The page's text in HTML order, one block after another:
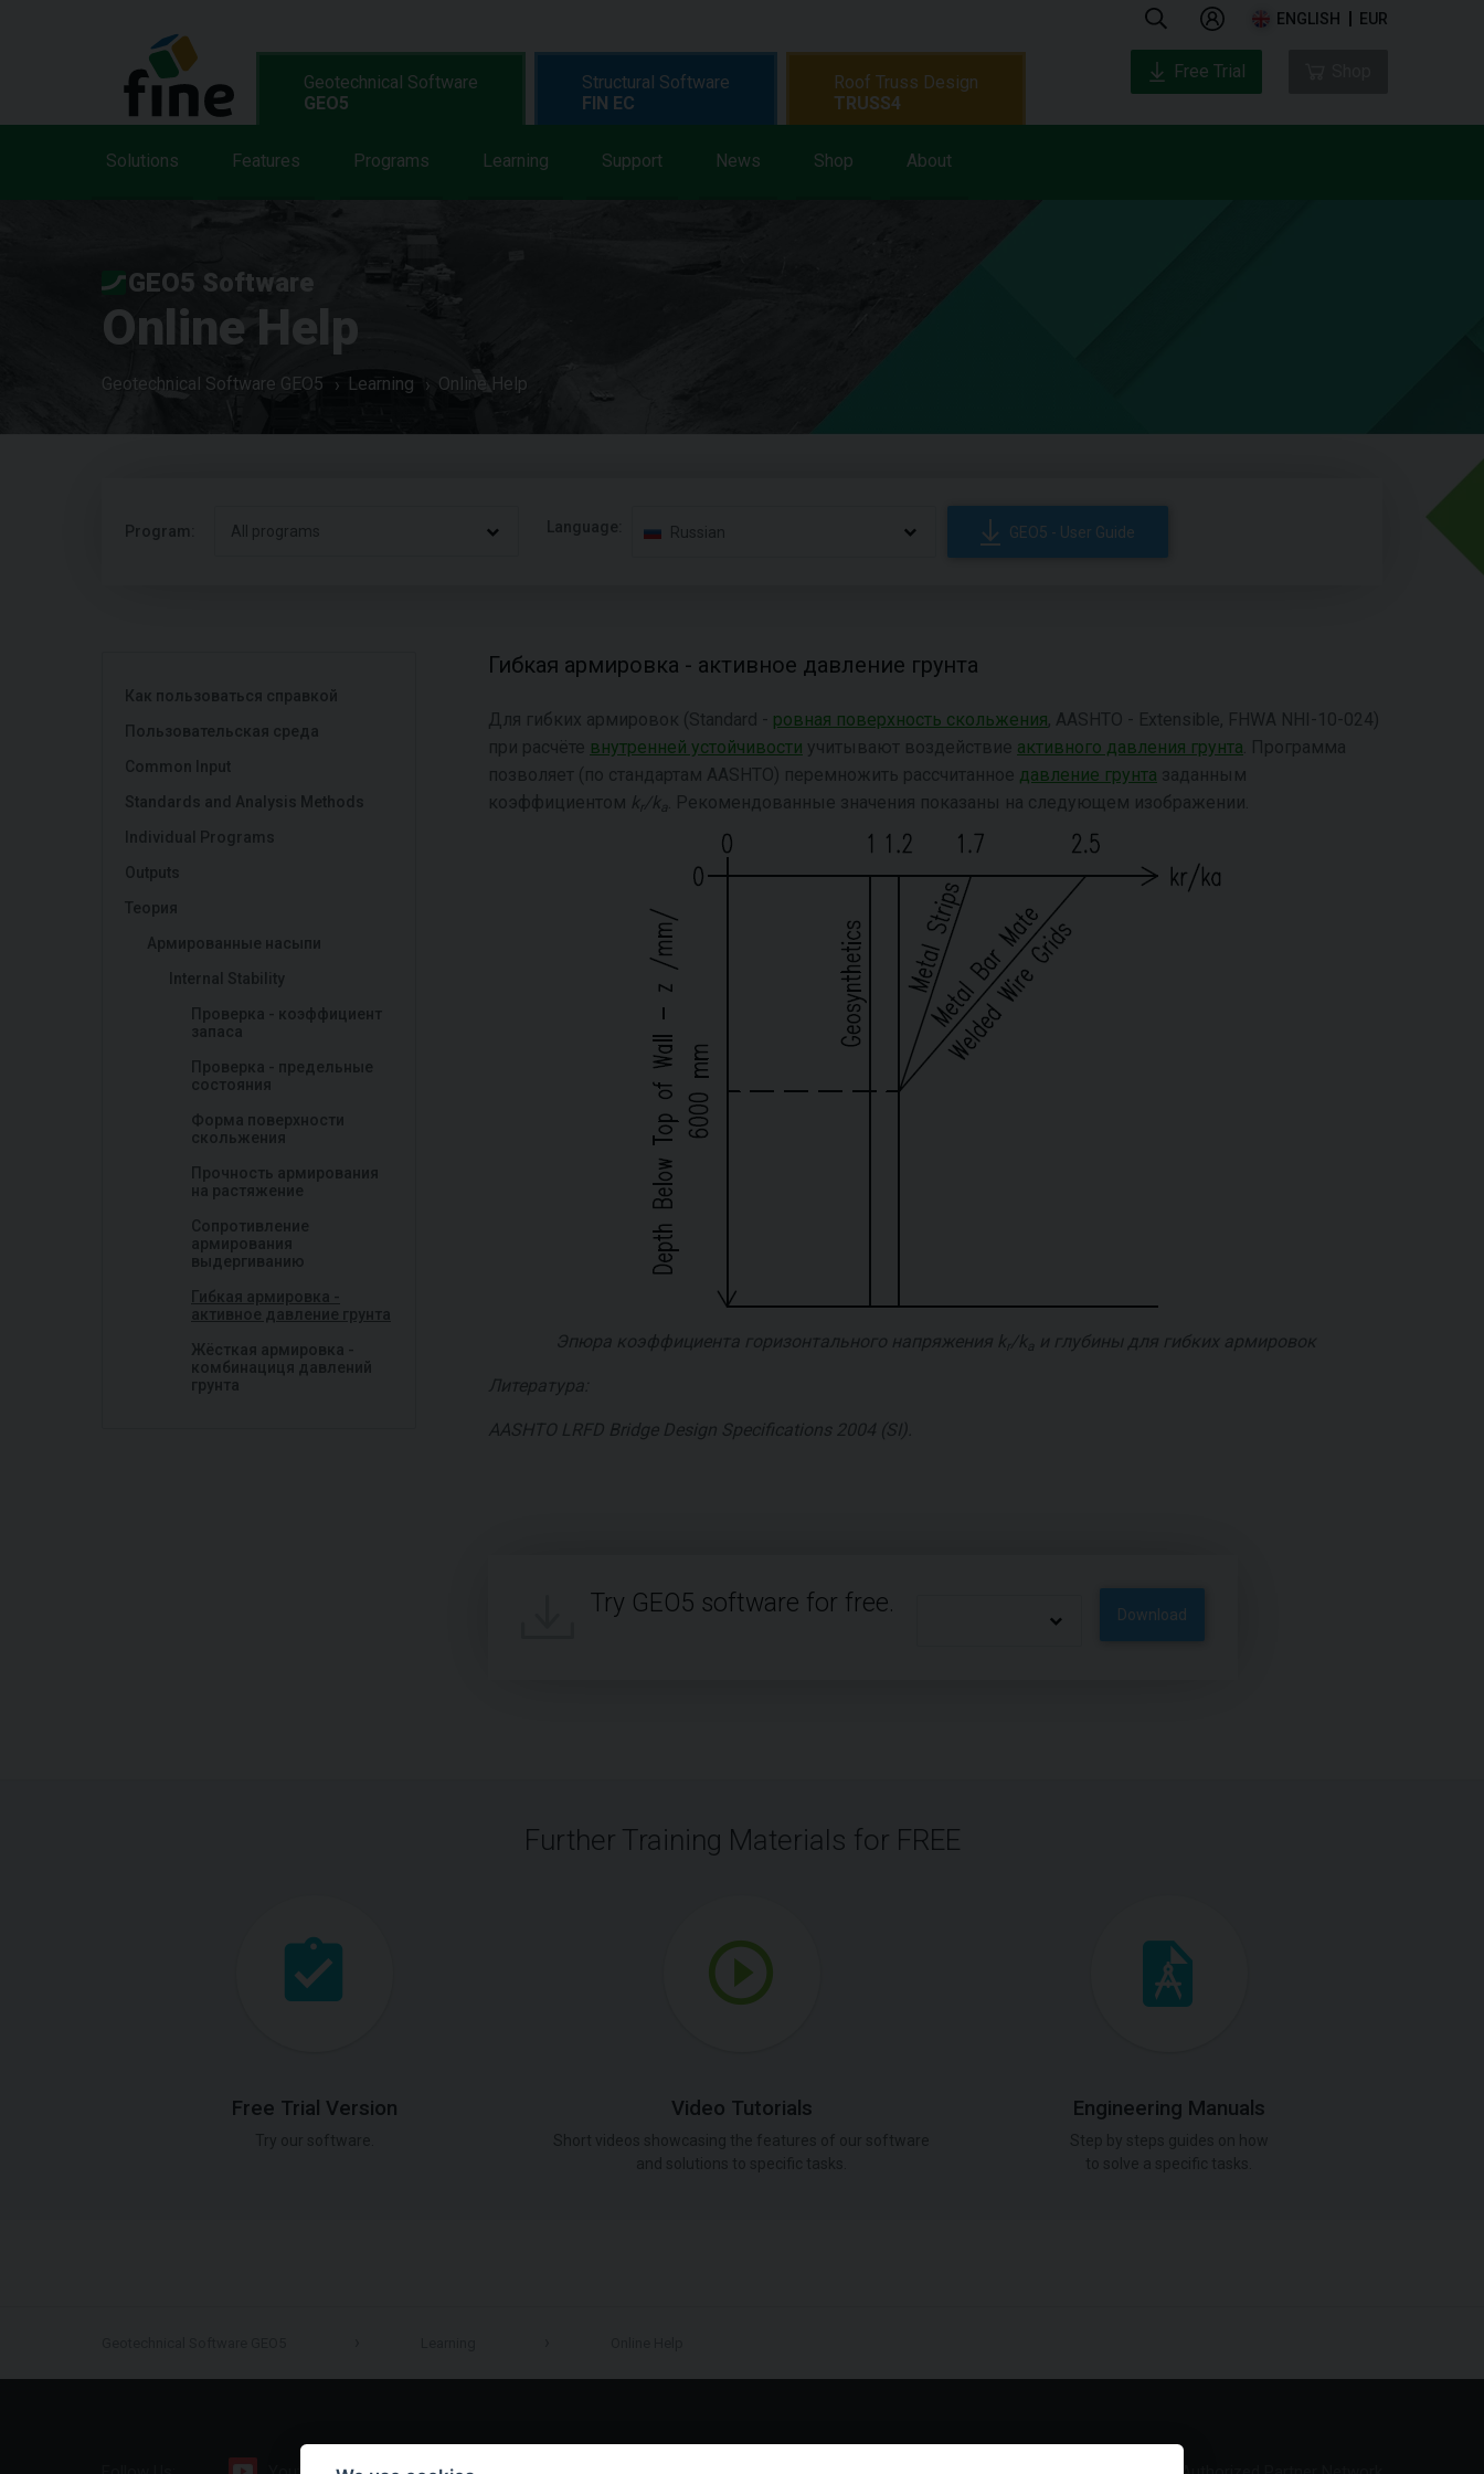
ENGLISH EUR
Geotechnical Software
GEO5
Solutions Features Programs Learning Support News Shop About
Structural Software
FIN EC
Roof Truss Design
TRUSS4
Free Trial
GEO5 Software
Online Help
Geotechnical Software GEO5 Learning Online Help
Program: All programs Language: Russian GEO5 - User Guide
Как пользоваться справкой
Пользовательская среда
Common Input
Standards and Analysis Methods
Individual Programs
Outputs
Теория
Армированные насыпи
Internal Stability
Проверка - коэффициент
запаса
Проверка - предельные
состояния
Форма поверхности
скольжения
Прочность армирования
на растяжение
Сопротивление
армирования
выдергиванию
Гибкая армировка -
активное давление грунта
Жёсткая армировка -
комбинациця давлений
грунта
Гибкая армировка - активное давление грунта
Для гибких армировок (Standard - ровная поверхность скольжения, AASHTO - Extensible, FHWA NHI-10-024)
при расчёте внутренней устойчивости учитывают воздействие активного давления грунта . Программа
позволяет (по стандартам AASHTO) перемножить рассчитанное давление грунта заданным
коэффициентом kr /k a . Рекомендованные значения показаны на следующем изображении.
Эпюра коэффициента горизонтального напряжения kr /k a и глубины для гибких армировок
Литература:
AASHTO LRFD Bridge Design Specifications 2004 (SI).
Try GEO5 software for free. Download
Further Training Materials for FREE
Free Trial Version Video Tutorials Engineering Manuals